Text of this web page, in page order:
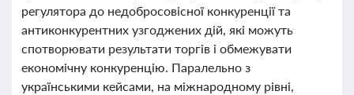
регулятора до недобросовісної конкуренції та
антиконкурентних узгоджених дій, які можуть
спотворювати результати торгів і обмежувати
економічну конкуренцію. Паралельно з
українськими кейсами, на міжнародному рівні,